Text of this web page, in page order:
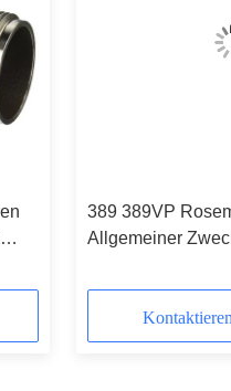
389 389VP
Allgemeiner